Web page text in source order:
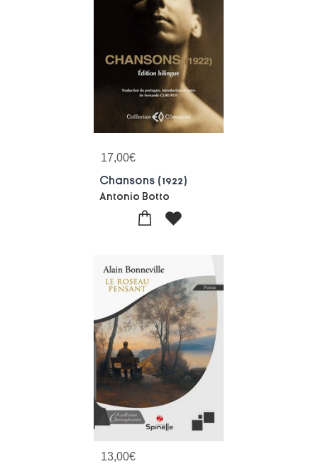
17,00€
Chansons (1922)
Antonio Botto
13,00€